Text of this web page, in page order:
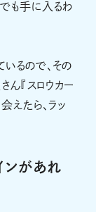
も手に入るわ
るので、その
ん『スロウカー
えたら、ラッ
ンがあれ